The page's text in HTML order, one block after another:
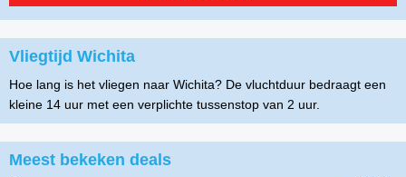
Vliegtijd Wichita
Hoe lang is het vliegen naar Wichita? De vluchtduur bedraagt een
kleine 14 uur met een verplichte tussenstop van 2 uur.
Meest bekeken deals